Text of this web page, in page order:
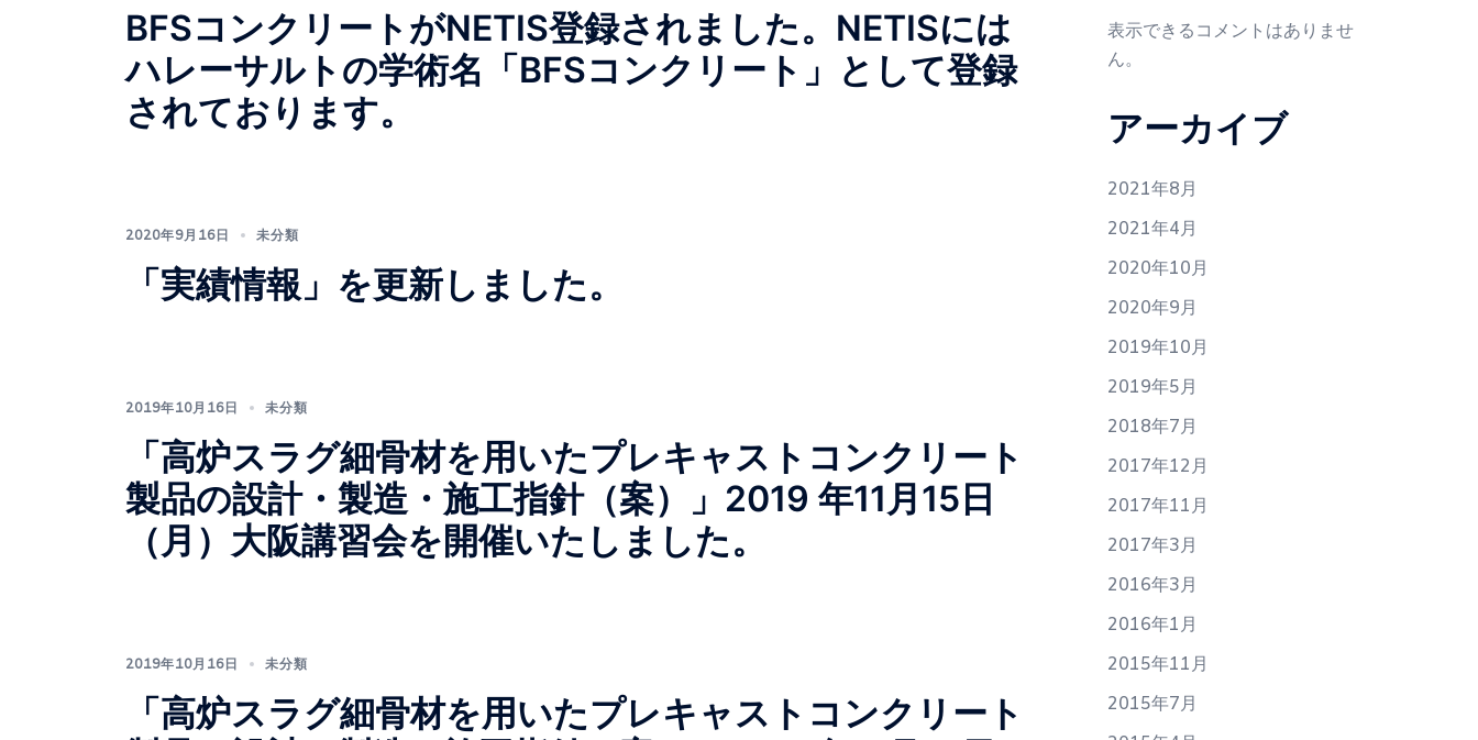
BFSコンクリートがNETIS登録されました。NETISには
ハレーサルトの学術名「BFSコンクリート」として登録
されております。
2020年9月16日 未分類
「実績情報」を更新しました。
2019年10月16日 未分類
「高炉スラグ細骨材を用いたプレキャストコンクリート
製品の設計・製造・施工指針（案）」2019 年11月15日
（月）大阪講習会を開催いたしました。
2019年10月16日 未分類
「高炉スラグ細骨材を用いたプレキャストコンクリート
表示できるコメントはありませ
ん。
アーカイブ
2021年8月
2021年4月
2020年10月
2020年9月
2019年10月
2019年5月
2018年7月
2017年12月
2017年11月
2017年3月
2016年3月
2016年1月
2015年11月
2015年7月